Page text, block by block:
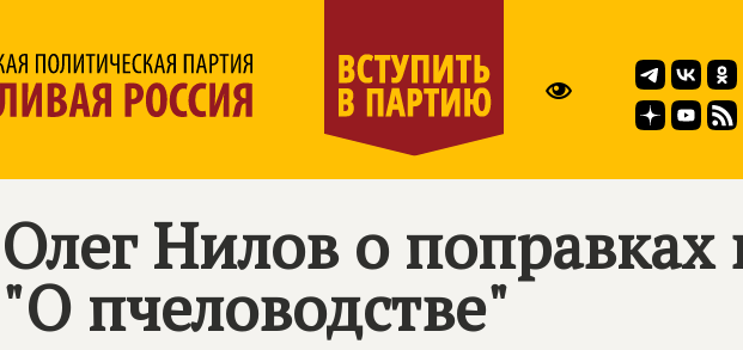
Олег Нилов о поправках
"О пчеловодстве"